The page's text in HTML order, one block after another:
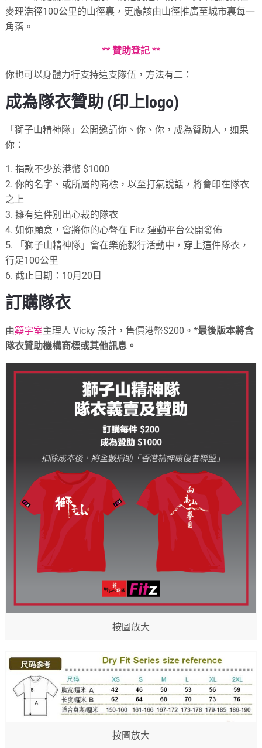
麥理浩徑100公里的山徑裏，更應該由山徑推廣至城市裏每一
角落。
** 贊助登記 **
你也可以身體力行支持這支隊伍，方法有二：
成為隊衣贊助 (印上logo)
「獅子山精神隊」公開邀請你、你、你，成為贊助人，如果
你：
1. 捐款不少於港幣 $1000
2. 你的名字、或所屬的商標，以至打氣說話，將會印在隊衣
之上
3. 擁有這件別出心裁的隊衣
4. 如你願意，會將你的心聲在 Fitz 運動平台公開發佈
5. 「獅子山精神隊」會在樂施毅行活動中，穿上這件隊衣，
行足100公里
6. 截止日期：10月20日
訂購隊衣
由築字室主理人 Vicky 設計，售價港幣$200。*最後版本將含
隊衣贊助機構商標或其他訊息。
按圖放大
按圖放大